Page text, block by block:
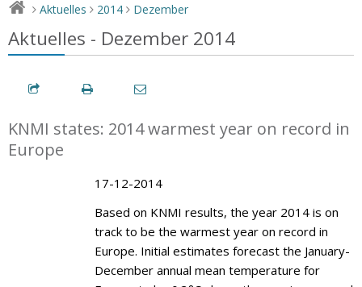
> Aktuelles > 2014 > Dezember
Aktuelles - Dezember 2014
KNMI states: 2014 warmest year on record in
Europe
17-12-2014
Based on KNMI results, the year 2014 is on
track to be the warmest year on record in
Europe. Initial estimates forecast the January-
December annual mean temperature for